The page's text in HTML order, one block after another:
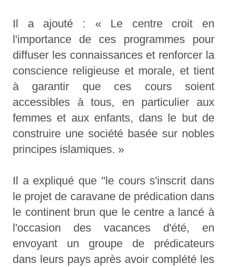
Il a ajouté : « Le centre croit en
l'importance de ces programmes pour
diffuser les connaissances et renforcer la
conscience religieuse et morale, et tient
à garantir que ces cours soient
accessibles à tous, en particulier aux
femmes et aux enfants, dans le but de
construire une société basée sur nobles
principes islamiques. »
Il a expliqué que "le cours s'inscrit dans
le projet de caravane de prédication dans
le continent brun que le centre a lancé à
l'occasion des vacances d'été, en
envoyant un groupe de prédicateurs
dans leurs pays après avoir complété les